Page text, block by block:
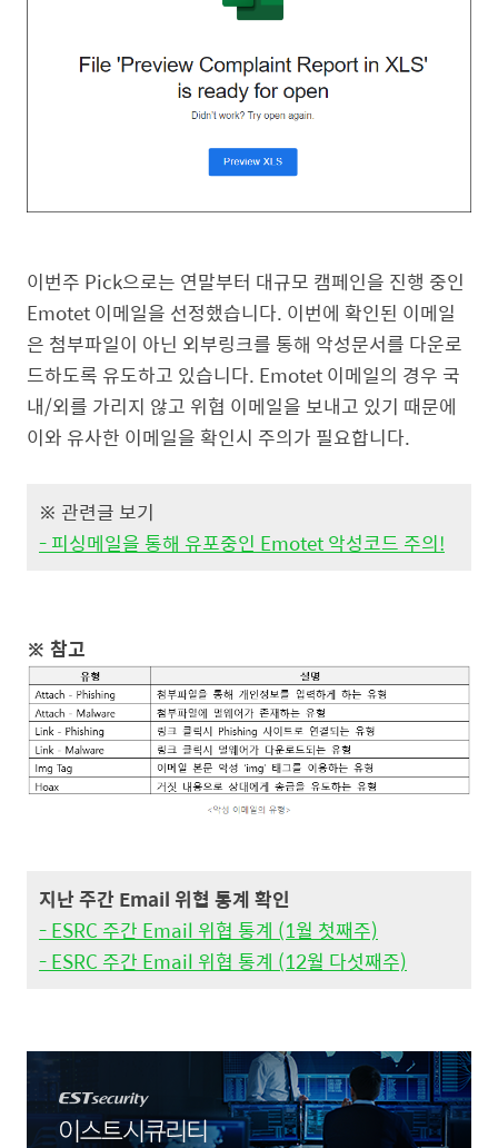
이번주 Pick으로는 연말부터 대규모 캠페인을 진행 중인
Emotet 이메일을 선정했습니다. 이번에 확인된 이메일
은 첨부파일이 아닌 외부링크를 통해 악성문서를 다운로
드하도록 유도하고 있습니다. Emotet 이메일의 경우 국
내/외를 가리지 않고 위협 이메일을 보내고 있기 때문에
이와 유사한 이메일을 확인시 주의가 필요합니다.
※ 관련글 보기
- 피싱메일을 통해 유포중인 Emotet 악성코드 주의!
※ 참고
지난 주간 Email 위협 통계 확인
- ESRC 주간 Email 위협 통계 (1월 첫째주)
- ESRC 주간 Email 위협 통계 (12월 다섯째주)